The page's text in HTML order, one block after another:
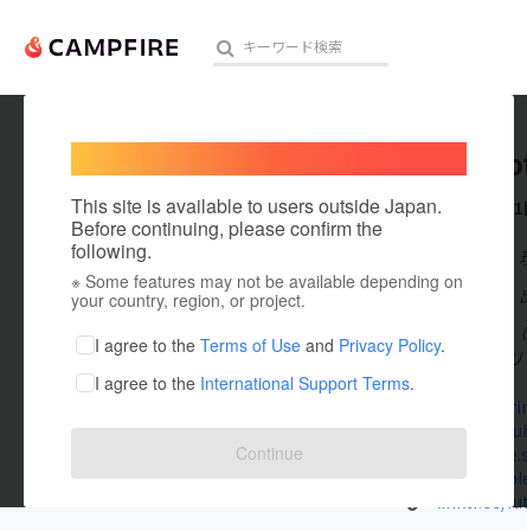
人気のプロジェクト 注目の
アート・写真
テクノロジー・ガジェット
映像・映画
ビジネス・起業
まちづくり・地域活性化
This site is available to users outside Japan.
Before continuing, please confirm the
following.
※ Some features may not be available depending on
your country, region, or project.
I agree to the Terms of Use and Privacy Policy.
I agree to the International Support Terms.
Continue
これまでに
出身国：日本
ボーカル 堀
楽コラボアプ
linktr.ee/